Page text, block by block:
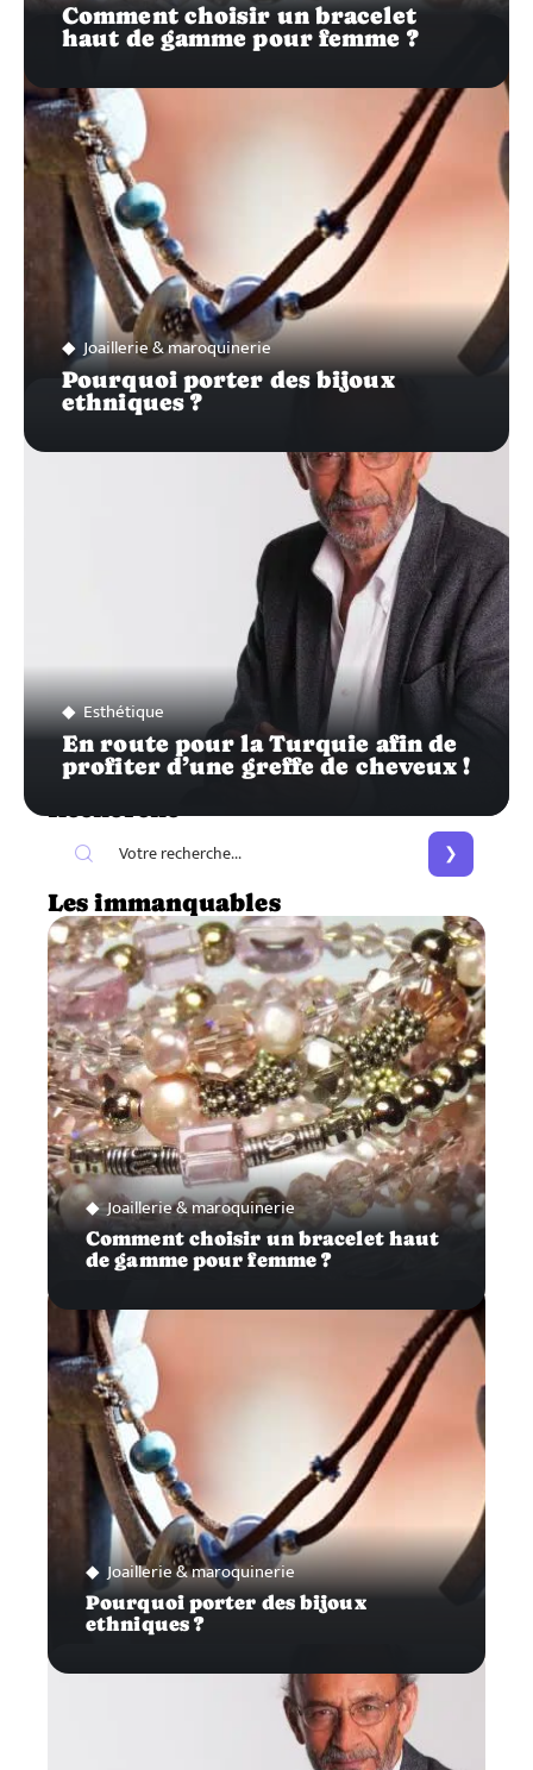
Comment choisir un bracelet
haut de gamme pour femme ?
Joaillerie & maroquinerie
Pourquoi porter des bijoux
ethniques ?
Esthétique
En route pour la Turquie afin de
profiter d’une greffe de cheveux !
Les immanquables
Joaillerie & maroquinerie
Comment choisir un bracelet haut
de gamme pour femme ?
Joaillerie & maroquinerie
Pourquoi porter des bijoux
ethniques ?